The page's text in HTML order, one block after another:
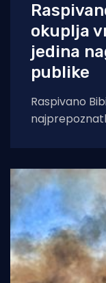
okuplja
jedina
publike
Raspivano